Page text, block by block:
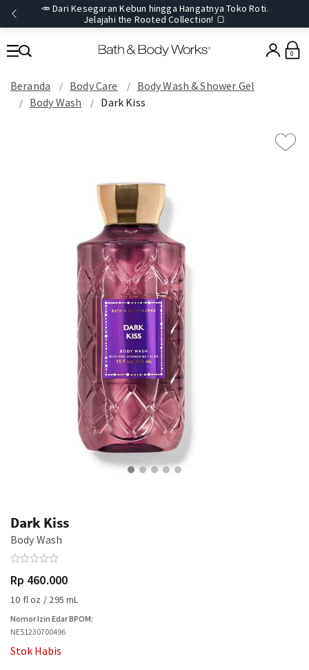
🥕 Dari Kesegaran Kebun hingga Hangatnya Toko Roti.
Jelajahi the Rooted Collection! 🍞
0
Beranda Body Care
Body Wash & Shower Gel
Body Wash
Dark Kiss
Dark Kiss
Body Wash
Rp 460.000
10 fl oz / 295 mL
Nomor Izin Edar BPOM:
NE51230700496
Stok Habis